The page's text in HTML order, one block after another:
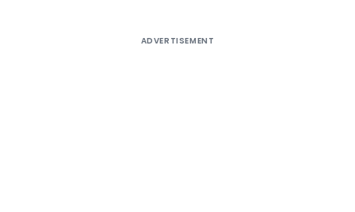
ADVERTISEMENT